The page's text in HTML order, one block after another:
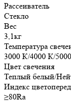
Рассеиватель
Стекло
Вес
3,1кг
Температура
3000 К/4000 К/
Цвет свечения
Теплый белый/
Индекс
≥80Ra